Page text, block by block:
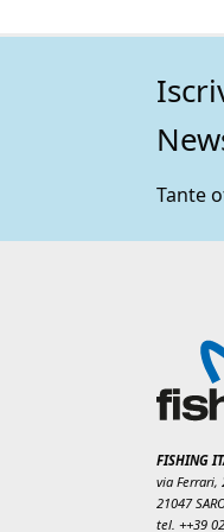
Tante
FISHING
via Ferrari,
21047
tel. ++39